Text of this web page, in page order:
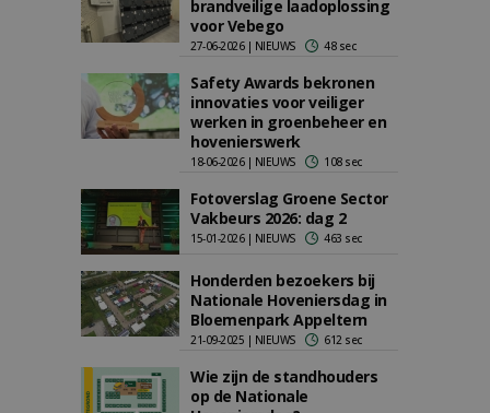
brandveilige laadoplossing
voor Vebego
27-06-2026 | NIEUWS 48 sec
Safety Awards bekronen
innovaties voor veiliger
werken in groenbeheer en
hovenierswerk
18-06-2026 | NIEUWS 108 sec
Fotoverslag Groene Sector
Vakbeurs 2026: dag 2
15-01-2026 | NIEUWS 463 sec
Honderden bezoekers bij
Nationale Hoveniersdag in
Bloemenpark Appeltern
21-09-2025 | NIEUWS 612 sec
Wie zijn de standhouders
op de Nationale